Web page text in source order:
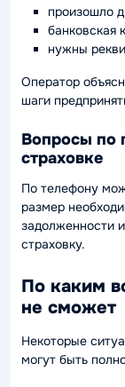
произошло
банковская
нужны
Оператор
шаги
Вопросы по
страховке
По телефону
размер
задолженности
страховку.
По каким
не сможет
Некоторые
могут быть